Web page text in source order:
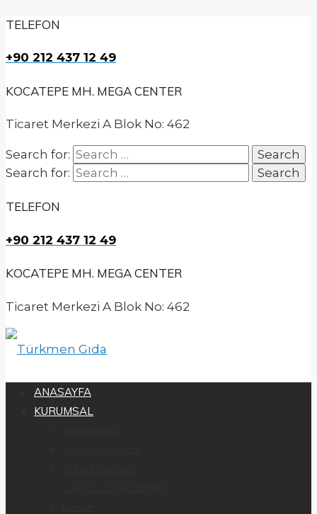
TELEFON
+90 212 437 12 49
KOCATEPE MH. MEGA CENTER
Ticaret Merkezi A Blok No: 462
Search for:
Search for:
TELEFON
+90 212 437 12 49
KOCATEPE MH. MEGA CENTER
Ticaret Merkezi A Blok No: 462
ANASAYFA
KURUMSAL